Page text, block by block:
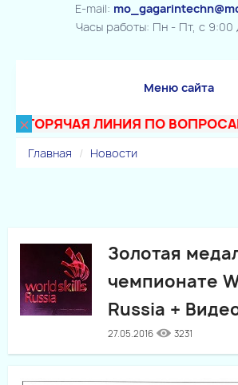
E-mail:
Часы работы: Пн - Пт, с 9:00
Меню сайта
×
ГОРЯЧАЯ ЛИНИЯ ПО ВОПРОСАМ
Главная Новости
Золотая
чемпионате
Russia +
27.05.2016 3231